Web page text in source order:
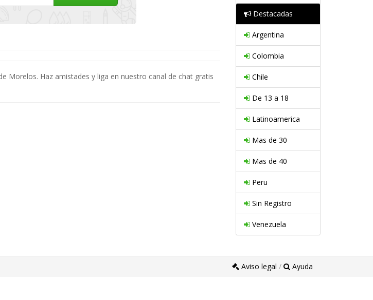
Morelos. Haz amistades y liga en nuestro canal de chat gratis
Destacadas
Argentina
Colombia
Chile
De 13 a 18
Latinoamerica
Mas de 30
Mas de 40
Peru
Sin Registro
Venezuela
Aviso legal / Ayuda